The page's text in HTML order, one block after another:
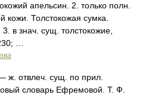
апельсин. 2. только полн.
кожи. Толстокожая сумка.
в знач. сущ. толстокожие,
…
ж. отвлеч. сущ. по прил.
словарь Ефремовой. Т. Ф.